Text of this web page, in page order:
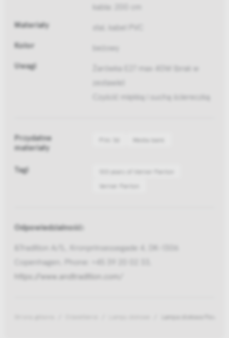
kabla: 200 cm
Materiały stal, kabel PVC
Kolor beżowy
Uwagi
Żarówka E27 max 40W (brak w
zestawie)
Czyścić miękką i suchą ściereczką
Przydatne
materiały
Media bank
Tagi
Odpowiedzialność:
&Tradition A/S,, Kronprinsessegade 4, DK-1306
Copenhagen, Phone: +45 39 20 02 33,
https://www.andtradition.com/